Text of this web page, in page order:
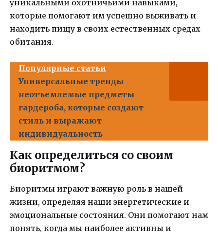
уникальными охотничьими навыками,
которые помогают им успешно выживать и
находить пищу в своих естественных средах
обитания.
Популярные статьи
Универсальные тренды
неотъемлемые предметы
гардероба, которые создают
стиль и выражают
индивидуальность
Как определиться со своим
биоритмом?
Биоритмы играют важную роль в нашей
жизни, определяя наши энергетические и
эмоциональные состояния. Они помогают нам
понять, когда мы наиболее активны и